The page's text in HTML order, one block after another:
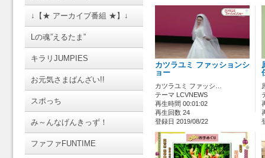
↓【★ アーカイブ番組 ★】↓
Lの魂”えるたま”
キラリJUMPIES
お元気さまばんざい!!
スポっち
み～んなげんきっず！
ファファFUNTIME
カツラユミ ファッションシ
ョー
カツラユミ ファッシ…
テーマ LCVNEWS
再生時間 00:01:02
再生回数 24
登録日 2019/08/22